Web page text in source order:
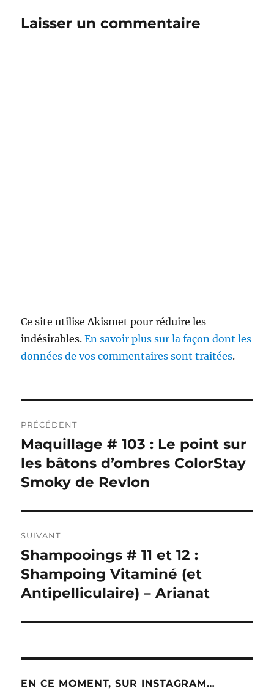
Laisser un commentaire
Ce site utilise Akismet pour réduire les
indésirables.En savoir plus sur la façon dont les
données de vos commentaires sont traitées.
de
l’article
PRÉCÉDENT
Publication
précédente :
Maquillage # 103 : Le point sur
les bâtons d’ombres ColorStay
Smoky de Revlon
SUIVANT
Publication
suivante :
Shampooings # 11 et 12 :
Shampoing Vitaminé (et
Antipelliculaire) – Arianat
EN CE MOMENT, SUR INSTAGRAM…